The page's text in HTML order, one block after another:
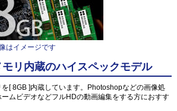
はイメージです
リ内蔵のハイスペックモデル
[ 8GB ]内蔵しています。Photoshopなどの画像処
ムビデオなどフルHDの動画編集をする方におすす